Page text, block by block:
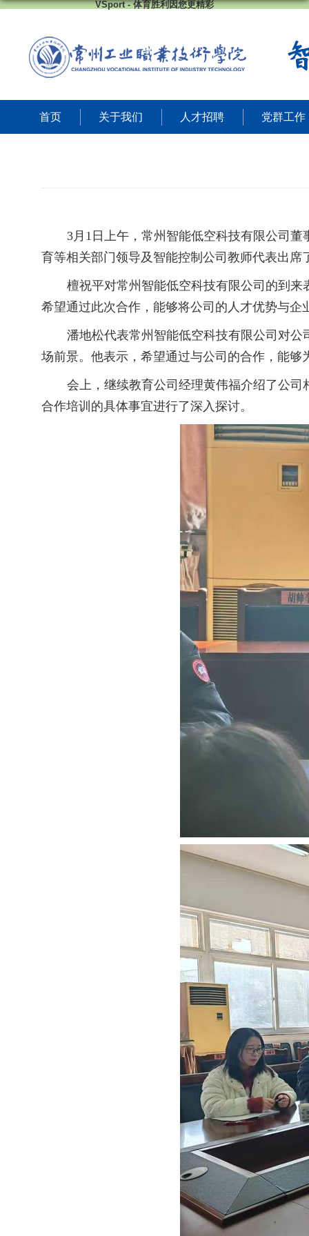
VSport - 体育胜利因您更精彩
首页 关于我们 人才招聘 党群工作
3月 1 日上午，常州智能低空科技有限公司董
育等相关部门领导及 智能控制 公司教师代表出席
檀祝平对常州 智能低空科技有限公司的到来
希望通过此次合作，能够将公司的人才优势与
潘地松代表常州智能低空科技有限公司对
场前景。他表示，希望通过与公司的合作，能
会上 ， 继续教育公司经理黄伟福介绍了公司
合作培训的具体事宜进行了深入探讨。